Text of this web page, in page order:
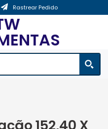
Rastrear Pedido